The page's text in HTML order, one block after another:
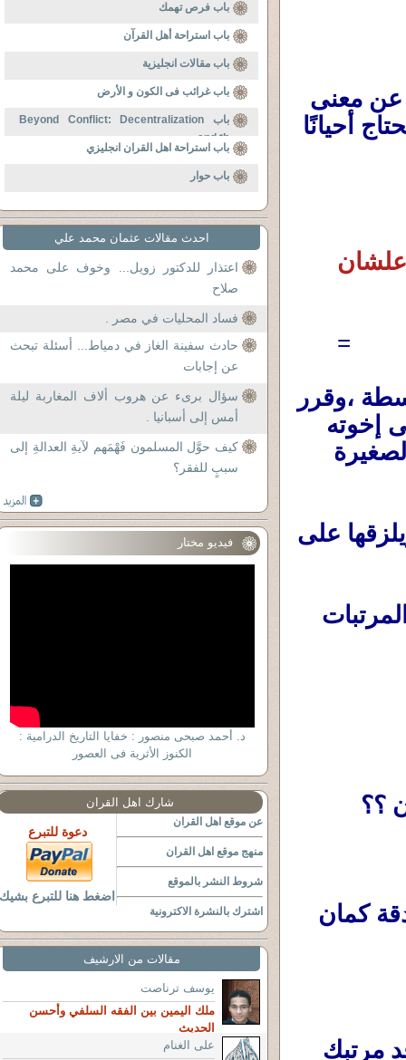
=
؟؟
باب فرص تهمك
باب استراحة أهل القرآن
باب مقالات انجليزية
باب غرائب فى الكون و الأرض
باب Beyond Conflict: Decentralization
and th
باب استراحة اهل القران انجليزي
باب حوار
احدث مقالات عثمان محمد علي
اعتذار للدكتور زويل... وخوف على محمد
صلاح
فساد المحليات في مصر .
حادث سفينة الغاز في دمياط... أسئلة تبحث
عن إجابات
سؤال برىء عن هروب ألاف المغاربة ليلة
أمس إلى أسبانيا .
كيف حوَّل المسلمون فَهْمَهم لآيةِ العدالةِ إلى
سببٍ للفقر؟
فيديو مختار
د. أحمد صبحى منصور : خفايا التاريخ الدرامية :
الكنوز الأثرية فى العصور
شارك اهل القران
عن موقع اهل القران
منهج موقع اهل القران
شروط النشر بالموقع
اشترك بالنشرة الاكترونية
دعوة للتبرع
اضغط هنا للتبرع بشيك
مقالات من الارشيف
يوسف ترناصت
ملك اليمين بين الفقه السلفي وأحسن
الحديث
على الغنام